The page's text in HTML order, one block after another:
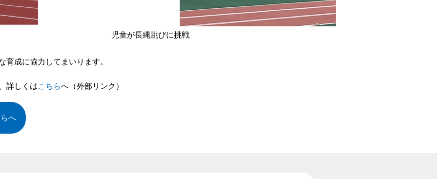
児童が長縄跳びに挑戦
育成に協力してまいります。
詳しくはこちらへ（外部リンク）
へ